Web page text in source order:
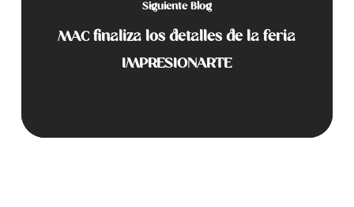
Siguiente Blog
MAC finaliza los detalles de la feria
IMPRESIONARTE